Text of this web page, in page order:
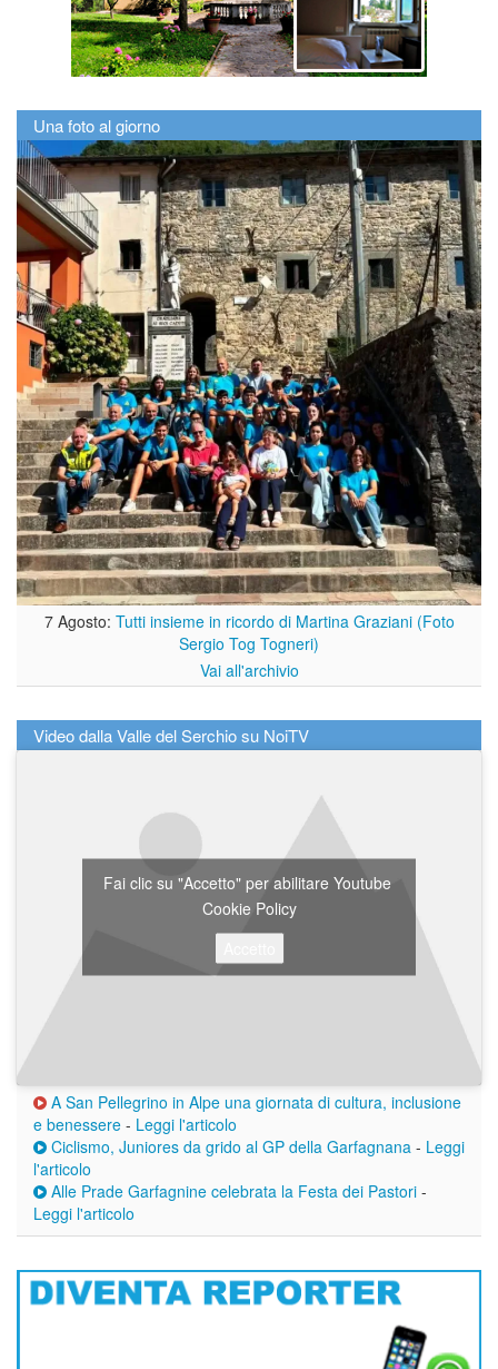
Una foto al giorno
7 Agosto: Tutti insieme in ricordo di Martina Graziani (Foto
Sergio Tog Togneri)
Vai all'archivio
Video dalla Valle del Serchio su NoiTV
Fai clic su "Accetto" per abilitare Youtube
Cookie Policy
A San Pellegrino in Alpe una giornata di cultura, inclusione
e benessere - Leggi l'articolo
Ciclismo, Juniores da grido al GP della Garfagnana - Leggi
l'articolo
Alle Prade Garfagnine celebrata la Festa dei Pastori -
Leggi l'articolo